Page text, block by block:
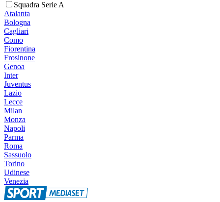
Squadra Serie A
Atalanta
Bologna
Cagliari
Como
Fiorentina
Frosinone
Genoa
Inter
Juventus
Lazio
Lecce
Milan
Monza
Napoli
Parma
Roma
Sassuolo
Torino
Udinese
Venezia